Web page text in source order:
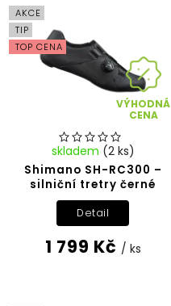
Abecedně
AKCE
TIP
TOP CENA
VÝHODNÁ
CENA
Shimano SH-RC300 –
silniční tretry černé
skladem (2 ks)
1 799 Kč / ks
Detail